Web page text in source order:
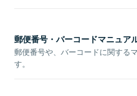
郵便番号・バーコードマニュア
郵便番号や、バーコードに関する
す。